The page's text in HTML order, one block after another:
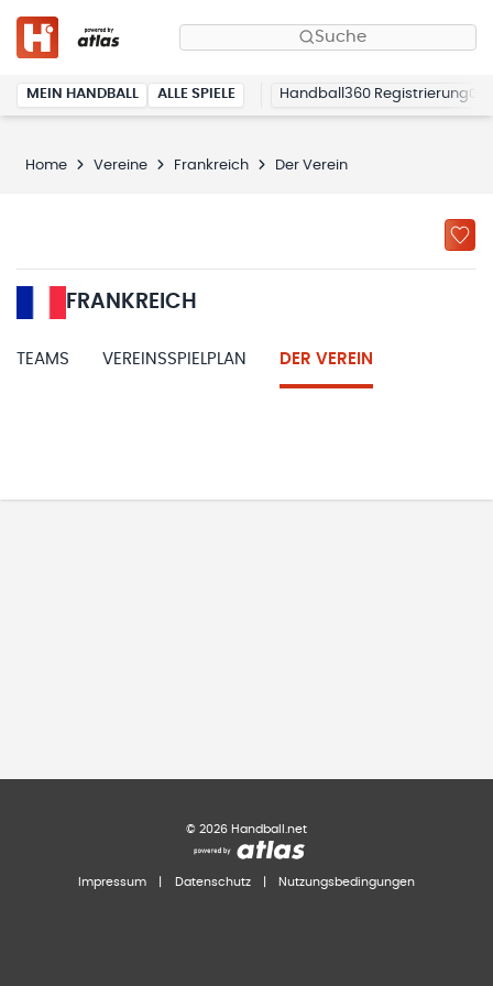
Suche
MEIN HANDBALL ALLE SPIELE Handball360 Registrierung
Home Vereine Frankreich Der Verein
FRANKREICH
TEAMS VEREINSSPIELPLAN DER VEREIN
© 2026 Handball.net
Impressum Datenschutz Nutzungsbedingungen